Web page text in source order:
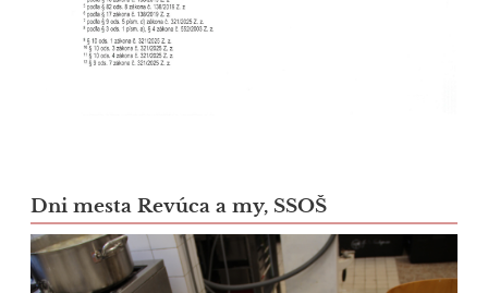
Dni mesta Revúca a my, SSOŠ